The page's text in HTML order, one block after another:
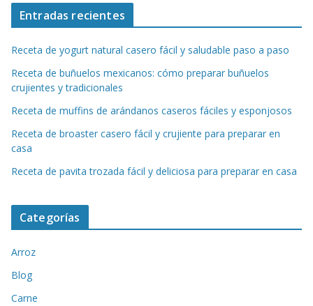
Entradas recientes
Receta de yogurt natural casero fácil y saludable paso a paso
Receta de buñuelos mexicanos: cómo preparar buñuelos
crujientes y tradicionales
Receta de muffins de arándanos caseros fáciles y esponjosos
Receta de broaster casero fácil y crujiente para preparar en
casa
Receta de pavita trozada fácil y deliciosa para preparar en casa
Categorías
Arroz
Blog
Carne